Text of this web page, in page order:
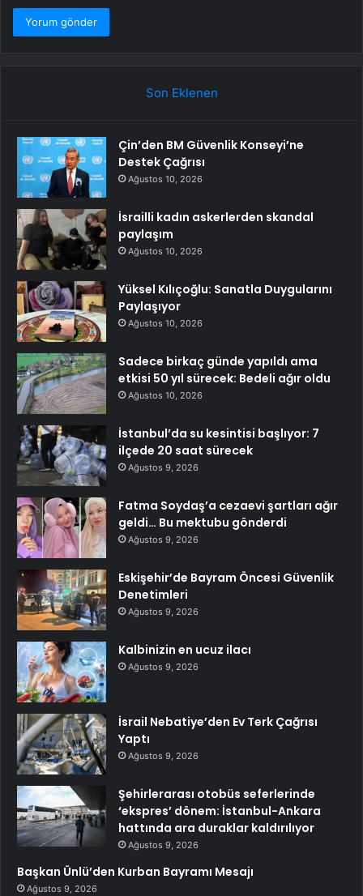
Son Eklenen
Çin’den BM Güvenlik Konseyi’ne
Destek Çağrısı
Ağustos 10, 2026
İsrailli kadın askerlerden skandal
paylaşım
Ağustos 10, 2026
Yüksel Kılıçoğlu: Sanatla Duygularını
Paylaşıyor
Ağustos 10, 2026
Sadece birkaç günde yapıldı ama
etkisi 50 yıl sürecek: Bedeli ağır oldu
Ağustos 10, 2026
İstanbul’da su kesintisi başlıyor: 7
ilçede 20 saat sürecek
Ağustos 9, 2026
Fatma Soydaş’a cezaevi şartları ağır
geldi… Bu mektubu gönderdi
Ağustos 9, 2026
Eskişehir’de Bayram Öncesi Güvenlik
Denetimleri
Ağustos 9, 2026
Kalbinizin en ucuz ilacı
Ağustos 9, 2026
İsrail Nebatiye’den Ev Terk Çağrısı
Yaptı
Ağustos 9, 2026
Şehirlerarası otobüs seferlerinde
‘ekspres’ dönem: İstanbul-Ankara
hattında ara duraklar kaldırılıyor
Ağustos 9, 2026
Başkan Ünlü’den Kurban Bayramı Mesajı
Ağustos 9, 2026